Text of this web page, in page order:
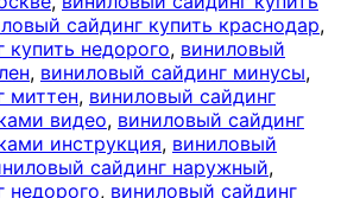
сайдинг купить краснодар,
купить недорого, виниловый
, виниловый сайдинг минусы,
миттен, виниловый сайдинг
видео, виниловый сайдинг
инструкция, виниловый
сайдинг наружный,
недорого, виниловый сайдинг